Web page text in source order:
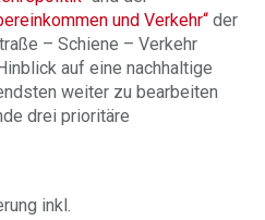
und Verkehr“ der
– Schiene – Verkehr
auf eine nachhaltige
weiter zu bearbeiten
drei prioritäre
inkl.